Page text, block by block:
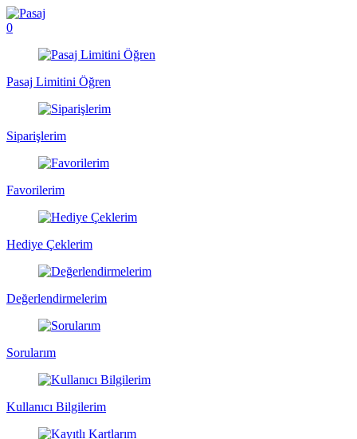
0
Pasaj Limitini Öğren
Siparişlerim
Favorilerim
Hediye Çeklerim
Değerlendirmelerim
Sorularım
Kullanıcı Bilgilerim